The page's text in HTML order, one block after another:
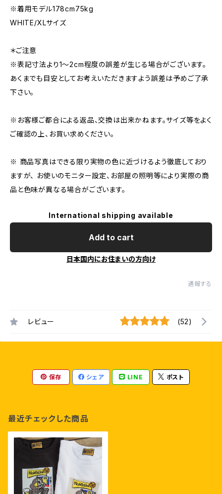
※着用モデル178cm75kg
WHITE/XLサイズ
＊ご注意
※表記寸法より1～2cm程度の誤差が生じる場合がございます。
あくまでも目安としてお考えいただきますよう誤差は予めご了承
下さい。
※お客様ご都合による返品、交換は出来かねます。サイズ等をよく
ご確認の上、お買い求めください。
※ 商品写真はできる限り実物の色に近づけるよう徹底しており
ますが、 お使いのモニター設定、お部屋の照明等により実際の商
品と色味が異なる場合がございます。
International shipping available
Add to cart
日本国内にお住まいの方向け
通報する
レビュー (52)
保存 シェア LINE ポスト
最近チェックした商品